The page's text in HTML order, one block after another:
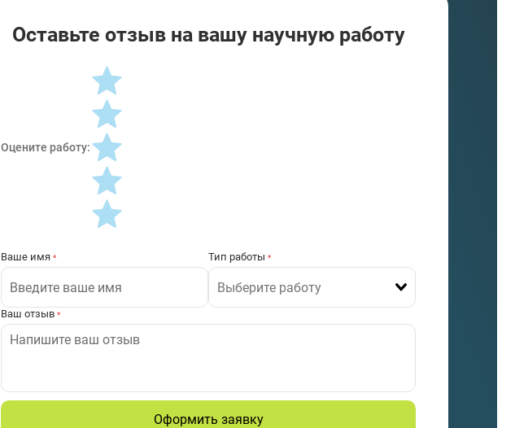
Оставьте отзыв на вашу научную работу
Оцените работу:
Ваше имя * Тип работы *
Ваш отзыв *
Оформить заявку